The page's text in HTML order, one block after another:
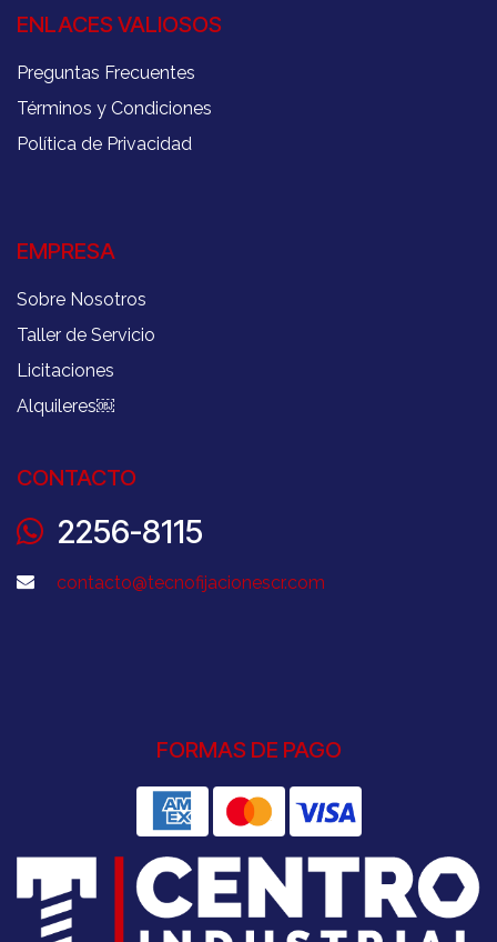
ENLACES VALIOSOS
Preguntas Frecuentes
Términos y Condiciones
Política de Privacidad
EMPRESA
Sobre Nosotros
Taller de Servicio
Licitaciones
Alquileres￼
CONTACTO
2256-8115
contacto@tecnofijacionescr.com
FORMAS DE PAGO